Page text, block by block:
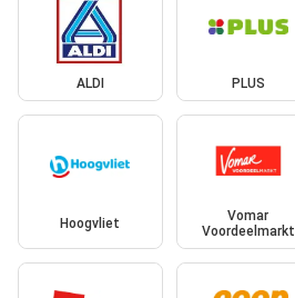
ALDI PLUS
Hoogvliet
Vomar
Voordeelmarkt